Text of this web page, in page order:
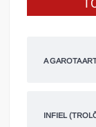
A GAROTA
INFIEL